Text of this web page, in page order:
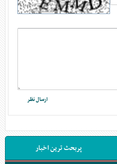
پربحث ترین اخبار